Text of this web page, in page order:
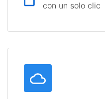
con un solo clic